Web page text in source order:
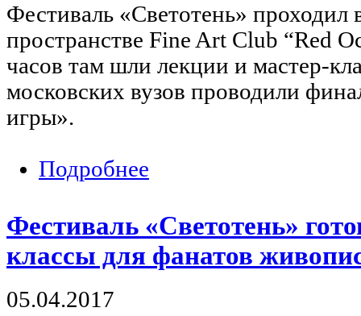
Фестиваль «Светотень» проходил
пространстве Fine Art Club “Red
часов там шли лекции и мастер-
московских вузов проводили
игры».
Подробнее
Фестиваль «Светотень»
классы для фанатов
05.04.2017